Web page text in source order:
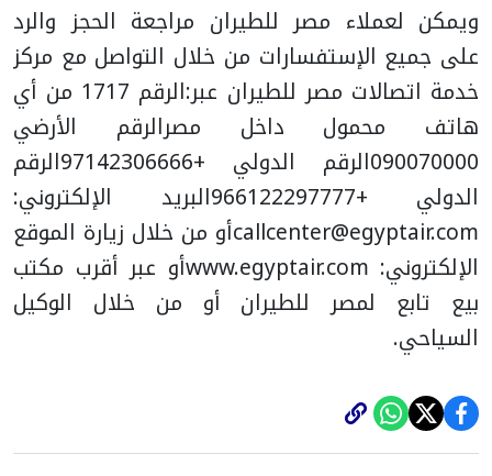
ويمكن لعملاء مصر للطيران مراجعة الحجز والرد
على جميع الإستفسارات من خلال التواصل مع مركز
خدمة اتصالات مصر للطيران عبر:
الرقم 1717 من أي
هاتف محمول داخل مصرالرقم الأرضي
090070000الرقم الدولي +97142306666
الرقم
الدولي +966122297777
البريد الإلكتروني:
callcenter@egyptair.comأو من خلال زيارة الموقع
الإلكتروني: www.egyptair.com
أو عبر أقرب مكتب
بيع تابع لمصر للطيران أو من خلال الوكيل
السياحي.